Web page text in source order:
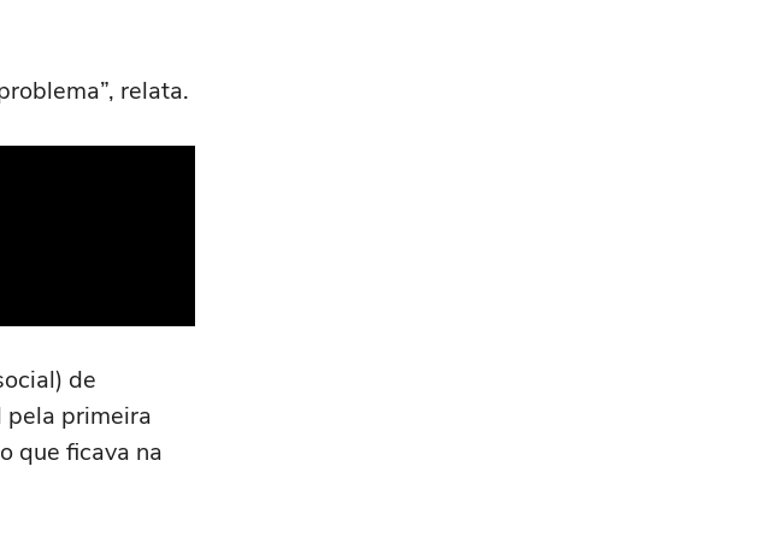
relata.
de
pela primeira
que ficava na